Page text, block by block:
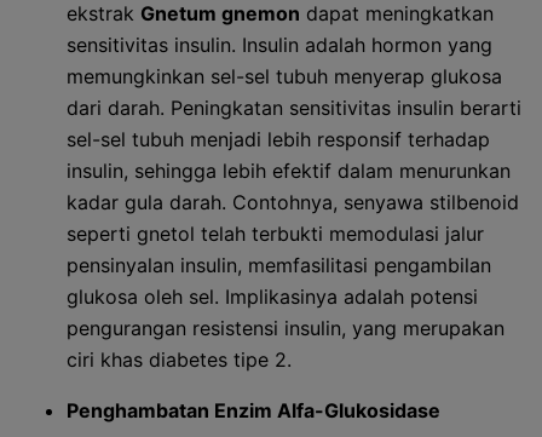
ekstrak Gnetum gnemon dapat meningkatkan
sensitivitas insulin. Insulin adalah hormon yang
memungkinkan sel-sel tubuh menyerap glukosa
dari darah. Peningkatan sensitivitas insulin berarti
sel-sel tubuh menjadi lebih responsif terhadap
insulin, sehingga lebih efektif dalam menurunkan
kadar gula darah. Contohnya, senyawa stilbenoid
seperti gnetol telah terbukti memodulasi jalur
pensinyalan insulin, memfasilitasi pengambilan
glukosa oleh sel. Implikasinya adalah potensi
pengurangan resistensi insulin, yang merupakan
ciri khas diabetes tipe 2.
Penghambatan Enzim Alfa-Glukosidase